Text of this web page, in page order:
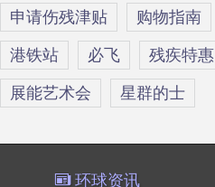
申请伤残津贴 购物指南
港铁站 必飞 残疾特惠
展能艺术会 星群的士
环球资讯